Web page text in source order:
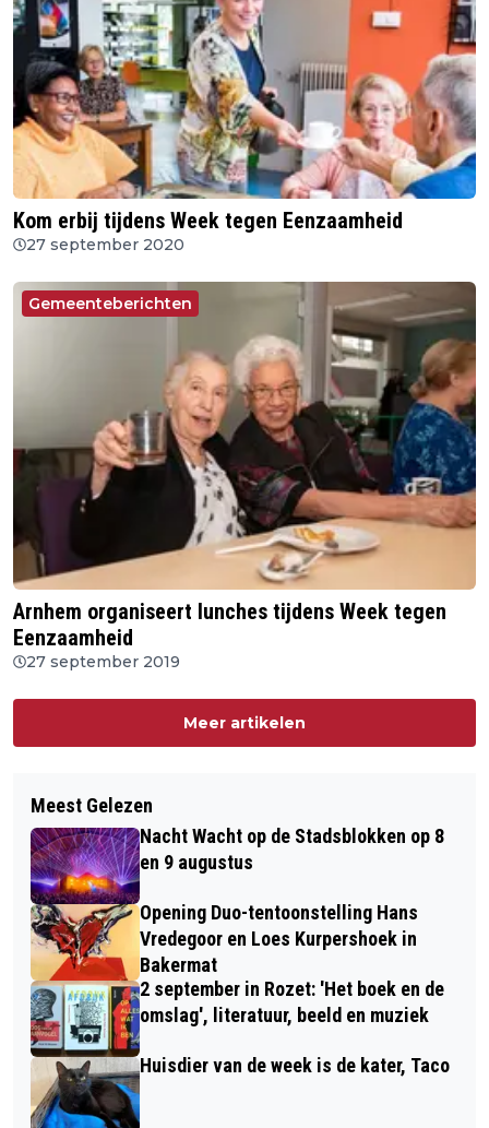
Kom erbij tijdens Week tegen Eenzaamheid
27 september 2020
Gemeenteberichten
Arnhem organiseert lunches tijdens Week tegen
Eenzaamheid
27 september 2019
Meer artikelen
Meest Gelezen
Nacht Wacht op de Stadsblokken op 8
en 9 augustus
Opening Duo-tentoonstelling Hans
Vredegoor en Loes Kurpershoek in
Bakermat
2 september in Rozet: 'Het boek en de
omslag', literatuur, beeld en muziek
Huisdier van de week is de kater, Taco